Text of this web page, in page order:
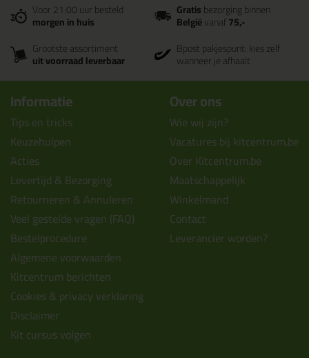
Voor 21:00 uur besteld
morgen in huis
Gratisbezorging binnen
Belgiëvanaf75,-
Grootste assortiment
uit voorraad leverbaar
Bpost pakjespunt: kies zelf
wanneer je afhaalt
Informatie
Tips en tricks
Keuzehulpen
Acties
Levertijd & Bezorging
Retourneren & Annuleren
Veel gestelde vragen (FAQ)
Bestelprocedure
Algemene voorwaarden
Kitcentrum berichten
Cookies & privacy verklaring
Disclaimer
Kit cursus volgen
Over ons
Wie wij zijn?
Vacatures bij kitcentrum.be
Over Kitcentrum.be
Maatschappelijk
Winkelmand
Contact
Leverancier worden?